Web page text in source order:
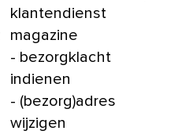
klantendienst
magazine
- bezorgklacht
indienen
- (bezorg)adres
wijzigen